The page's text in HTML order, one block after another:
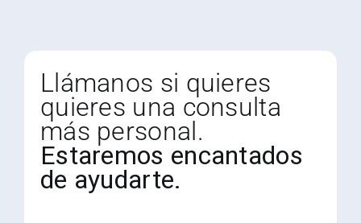
Llámanos si quieres
quieres una consulta
más personal.
Estaremos encantados
de ayudarte.